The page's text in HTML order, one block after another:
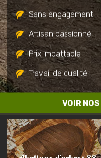
VOIR
Sans engagement
Artisan passionné
Prix imbattable
Travail de qualité